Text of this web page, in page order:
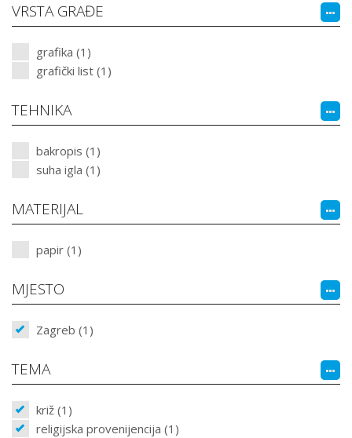
VRSTA GRAĐE
grafika (1)
grafički list (1)
TEHNIKA
bakropis (1)
suha igla (1)
MATERIJAL
papir (1)
MJESTO
Zagreb (1)
TEMA
križ (1)
religijska provenijencija (1)